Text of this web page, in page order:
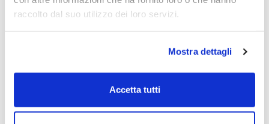
raccolto dal suo utilizzo dei loro servizi.
Mostra dettagli
Accetta tutti